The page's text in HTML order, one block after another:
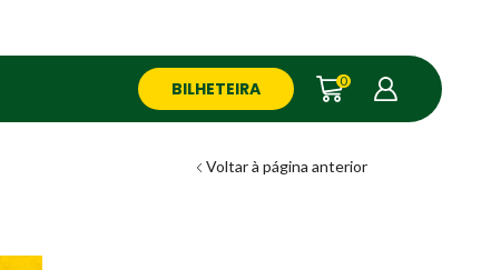
BILHETEIRA 0
Voltar à página anterior